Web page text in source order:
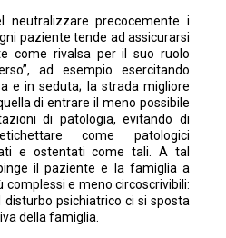
neutralizzare precocemente i
paziente tende ad assicurarsi
come rivalsa per il suo ruolo
ad esempio esercitando
e in seduta; la strada migliore
di entrare il meno possibile
di patologia, evitando di
come patologici
e ostentati come tali. A tal
il paziente e la famiglia a
complessi e meno circoscrivibili:
psichiatrico ci si sposta
della famiglia.